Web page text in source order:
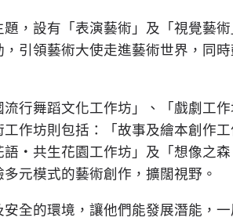
，設有「表演藝術」及「視覺藝
引領藝術大使走進藝術世界，同
行舞蹈文化工作坊」、「戲劇工
作坊則包括：「故事及繪本創作
・共生花園工作坊」及「想像之
元模式的藝術創作，擴闊視野。
全的環境，讓他們能發展潛能，